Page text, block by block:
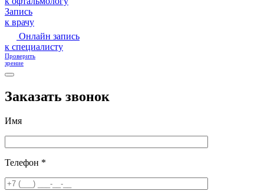
Запись
к врачу
Онлайн запись
к специалисту
Проверить
зрение
Заказать звонок
Имя
Телефон *